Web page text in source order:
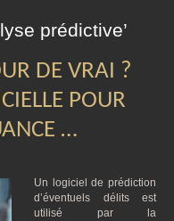
prédictive’
DE VRAI ?
POUR
…
Un logiciel de prédiction
d’éventuels délits est
utilisé par la